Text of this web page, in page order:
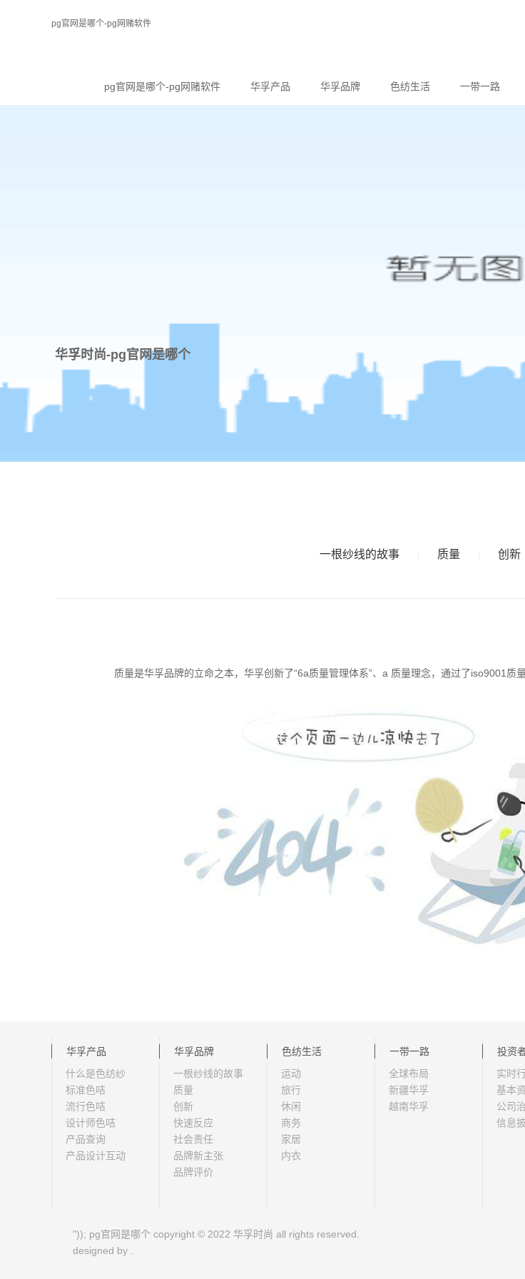
pg官网是哪个-pg网赌软件
pg官网是哪个-pg网赌软件 华孚产品 华孚品牌 色纺生活 一带一路
华孚时尚-pg官网是哪个
创新
质量
一根纱线的故事
质量是华孚品牌的立命之本，华孚创新了“6a质量管理体系”、 a 质量理念，通过了iso9001 质
华孚产品
什么是色纺纱
标准色咭
流行色咭
设计师色咭
产品查询
产品设计互动
华孚品牌
一根纱线的故事
质量
创新
快速反应
社会责任
品牌新主张
品牌评价
色纺生活
运动
旅行
休闲
商务
家居
内衣
一带一路
全球布局
新疆华孚
越南华孚
投资
实时
基本
公司
信息
")); pg官网是哪个 copyright © 2022 华孚时尚 all rights reserved.
designed by .